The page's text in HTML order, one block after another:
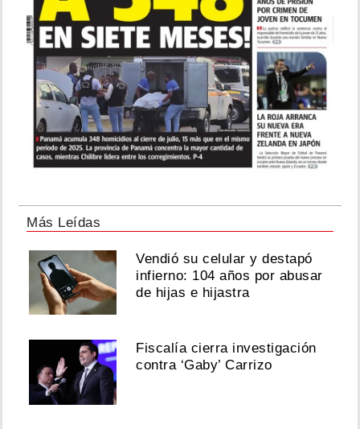
Más Leídas
Vendió su celular y destapó
infierno: 104 años por abusar
de hijas e hijastra
Fiscalía cierra investigación
contra ‘Gaby’ Carrizo